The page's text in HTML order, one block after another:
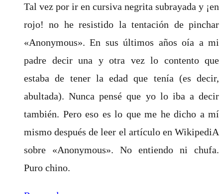
Tal vez por ir en cursiva negrita subrayada y ¡en
rojo! no he resistido la tentación de pinchar
«Anonymous». En sus últimos años oía a mi
padre decir una y otra vez lo contento que
estaba de tener la edad que tenía (es decir,
abultada). Nunca pensé que yo lo iba a decir
también. Pero eso es lo que me he dicho a mí
mismo después de leer el artículo en WikipediA
sobre «Anonymous». No entiendo ni chufa.
Puro chino.